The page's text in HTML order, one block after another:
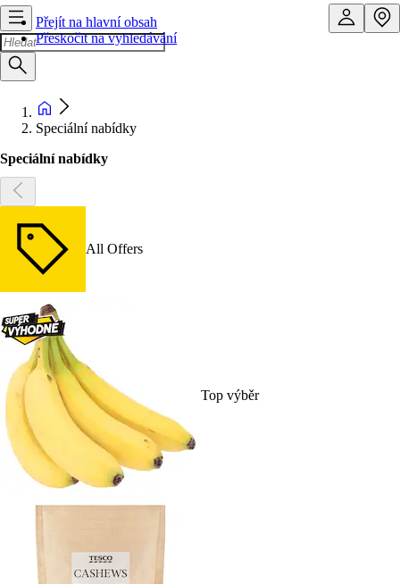
Přejít na hlavní obsah
Přeskočit na vyhledávání
Speciální nabídky
Speciální nabídky
All Offers
Top výběr